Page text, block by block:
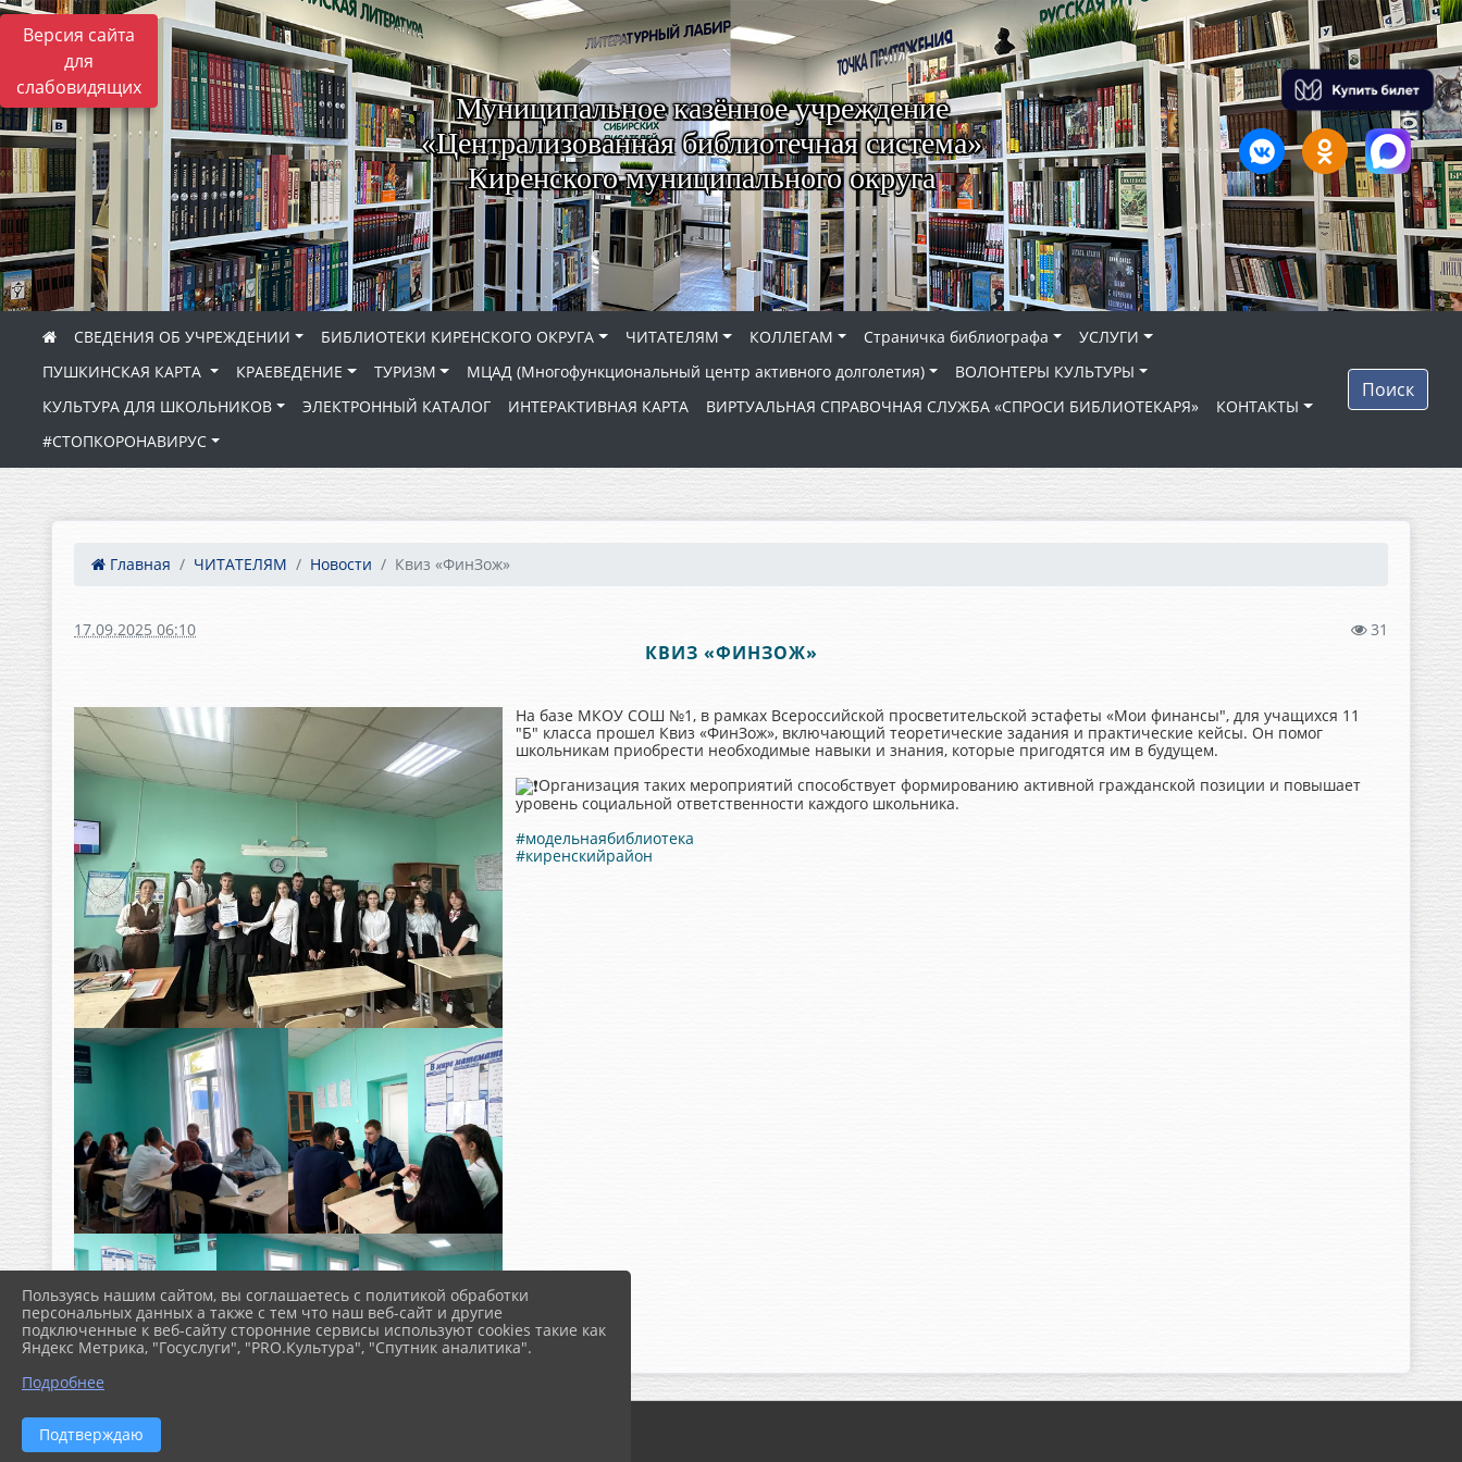
Версия сайта
для
слабовидящих
Муниципальное казённое учреждение
«Централизованная библиотечная система»
Киренского муниципального округа
СВЕДЕНИЯ ОБ УЧРЕЖДЕНИИ БИБЛИОТЕКИ КИРЕНСКОГО ОКРУГА ЧИТАТЕЛЯМ КОЛЛЕГАМ Страничка библиографа
УСЛУГИ
ПУШКИНСКАЯ КАРТА
КРАЕВЕДЕНИЕ ТУРИЗМ МЦАД (Многофункциональный центр активного долголетия)
ВОЛОНТЕРЫ КУЛЬТУРЫ
КУЛЬТУРА ДЛЯ ШКОЛЬНИКОВ
ЭЛЕКТРОННЫЙ КАТАЛОГ ИНТЕРАКТИВНАЯ КАРТА ВИРТУАЛЬНАЯ СПРАВОЧНАЯ СЛУЖБА «СПРОСИ БИБЛИОТЕКАРЯ»
КОНТАКТЫ
#СТОПКОРОНАВИРУС
Поиск
Главная ЧИТАТЕЛЯМ Новости Квиз «ФинЗож»
17.09.2025 06:10 31
КВИЗ «ФИНЗОЖ»
На базе МКОУ СОШ №1, в рамках Всероссийской просветительской эстафеты «Мои финансы", для учащихся 11
"Б" класса прошел Квиз «ФинЗож», включающий теоретические задания и практические кейсы. Он помог
школьникам приобрести необходимые навыки и знания, которые пригодятся им в будущем.
Организация таких мероприятий способствует формированию активной гражданской позиции и повышает
уровень социальной ответственности каждого школьника.
#модельнаябиблиотека
#киренскийрайон
Пользуясь нашим сайтом, вы соглашаетесь с политикой обработки
персональных данных а также с тем что наш веб-сайт и другие
подключенные к веб-сайту сторонние сервисы используют cookies такие как
Яндекс Метрика, "Госуслуги", "PRO.Культура", "Спутник аналитика".
Подробнее
Подтверждаю